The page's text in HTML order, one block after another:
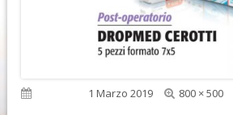
Pubblicato1 Marzo 2019
Dimensione
800 × 500